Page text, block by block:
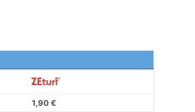
1,90 €